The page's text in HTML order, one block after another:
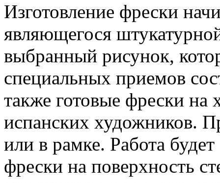
Изготовление фрески
являющегося
выбранный рисунок,
специальных приемов
также готовые фрески на
испанских художников.
или в рамке. Работа
фрески на поверхность